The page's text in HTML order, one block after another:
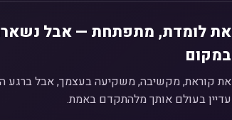
את לומדת, מתפתחת — אבל
במקום
את קוראת, מקשיבה, משקיעה בעצמך, אבל ברגע
עדיין בעולם אותך מלהתקדם באמת.